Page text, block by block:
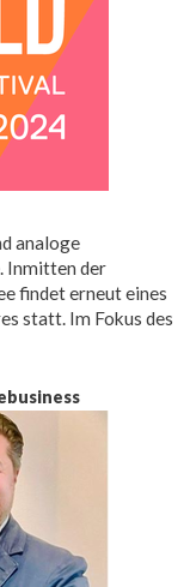
analoge
Inmitten der
findet erneut eines
statt. Im Fokus des